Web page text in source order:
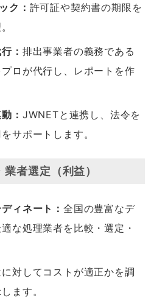
ク： 許可証や契約書の期限を
： 排出事業者の義務である
プロが代行し、レポートを作
： JWNETと連携し、法令を
サポートします。
者選定（利益）
ィネート： 全国の豊富なデ
な処理業者を比較・選定・
対してコストが適正かを調
ます。